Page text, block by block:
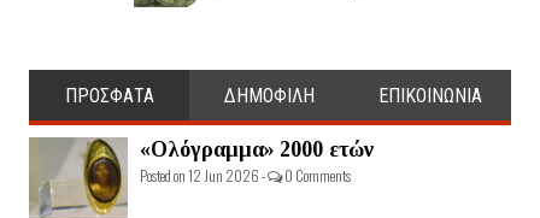
ΠΡΟΣΦΑΤΑ ΔΗΜΟΦΙΛΗ ΕΠΙΚΟΙΝΩΝΙΑ
«Ολόγραμμα» 2000 ετών
Posted on 12 Jun 2026 - 0 Comments